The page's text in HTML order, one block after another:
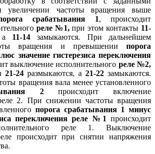
увеличении частоты вращения выше
срабатывания 1, происходит
реле №1,при этом контакты 11-
а 11-14 замыкаются. При дальнейшем
вращения и превышении порога
значение гистерезиса переключения
выключение исполнительного реле №2,
21-24 размыкаются, а 21-22 замыкаются.
вращения вала менее установленного
2
происходит включение
2. При снижении частоты вращения
порога срабатывания 1 минус
переключения реле №1 происходит
реле 1. Выключение
происходит при снятии напряжения